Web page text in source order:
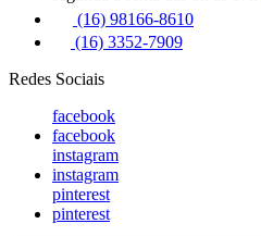
(16) 98166-8610
(16) 3352-7909
Redes Sociais
facebook
facebook
instagram
instagram
pinterest
pinterest